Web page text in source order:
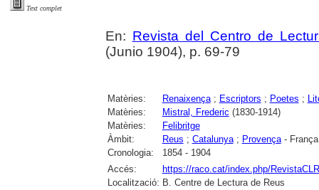
Text complet
En: Revista del Centro de
(Junio 1904), p. 69-79
Matèries: Renaixença; Escriptors ; Poetes ;
Matèries:
Mistral, Frederic (1830-1914)
Matèries:
Felibritge
Àmbit:
Reus ; Catalunya; Provença- França
Cronologia:
1854 - 1904
Accés:
https://raco.cat/index.php/
Localització: B. Centre de Lectura de Reus